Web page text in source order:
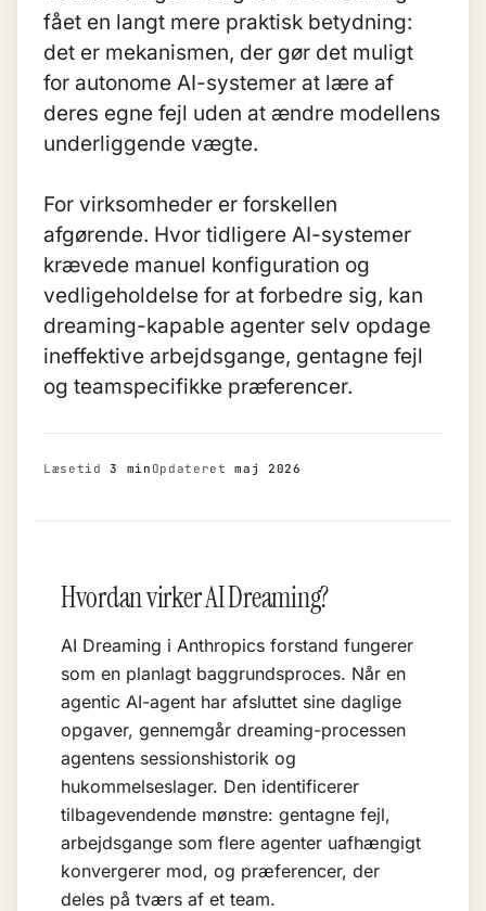
fået en langt mere praktisk betydning:
det er mekanismen, der gør det muligt
for autonome AI-systemer at lære af
deres egne fejl uden at ændre modellens
underliggende vægte.
For virksomheder er forskellen
afgørende. Hvor tidligere AI-systemer
krævede manuel konfiguration og
vedligeholdelse for at forbedre sig, kan
dreaming-kapable agenter selv opdage
ineffektive arbejdsgange, gentagne fejl
og teamspecifikke præferencer.
Læsetid3 min Opdateretmaj 2026
Hvordan virker AI Dreaming?
AI Dreaming i Anthropics forstand fungerer
som en planlagt baggrundsproces. Når en
agentic AI-agent har afsluttet sine daglige
opgaver, gennemgår dreaming-processen
agentens sessionshistorik og
hukommelseslager. Den identificerer
tilbagevendende mønstre: gentagne fejl,
arbejdsgange som flere agenter uafhængigt
konvergerer mod, og præferencer, der
deles på tværs af et team.